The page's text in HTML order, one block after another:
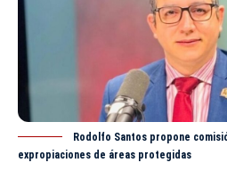
Rodolfo Santos propone
expropiaciones de áreas protegidas